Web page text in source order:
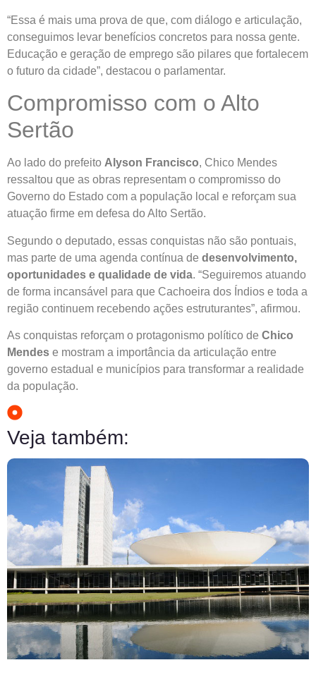
“Essa é mais uma prova de que, com diálogo e articulação,
conseguimos levar benefícios concretos para nossa gente.
Educação e geração de emprego são pilares que fortalecem
o futuro da cidade”, destacou o parlamentar.
Compromisso com o Alto
Sertão
Ao lado do prefeito Alyson Francisco, Chico Mendes
ressaltou que as obras representam o compromisso do
Governo do Estado com a população local e reforçam sua
atuação firme em defesa do Alto Sertão.
Segundo o deputado, essas conquistas não são pontuais,
mas parte de uma agenda contínua de desenvolvimento,
oportunidades e qualidade de vida. “Seguiremos atuando
de forma incansável para que Cachoeira dos Índios e toda a
região continuem recebendo ações estruturantes”, afirmou.
As conquistas reforçam o protagonismo político de Chico
Mendes e mostram a importância da articulação entre
governo estadual e municípios para transformar a realidade
da população.
Veja também: